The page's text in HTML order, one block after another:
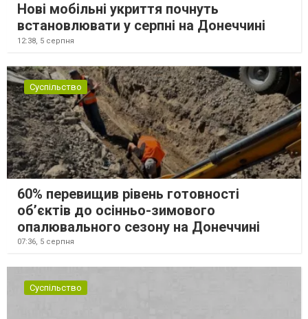
Нові мобільні укриття почнуть
встановлювати у серпні на Донеччині
12:38, 5 серпня
Суспільство
60% перевищив рівень готовності
об’єктів до осінньо-зимового
опалювального сезону на Донеччині
07:36, 5 серпня
Суспільство